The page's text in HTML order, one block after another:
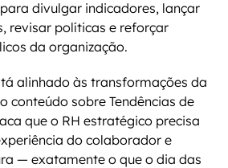
divulgar indicadores, lançar
revisar políticas e reforçar
da organização.
alinhado às transformações da
conteúdo sobre Tendências de
que o RH estratégico precisa
do colaborador e
— exatamente o que o dia das